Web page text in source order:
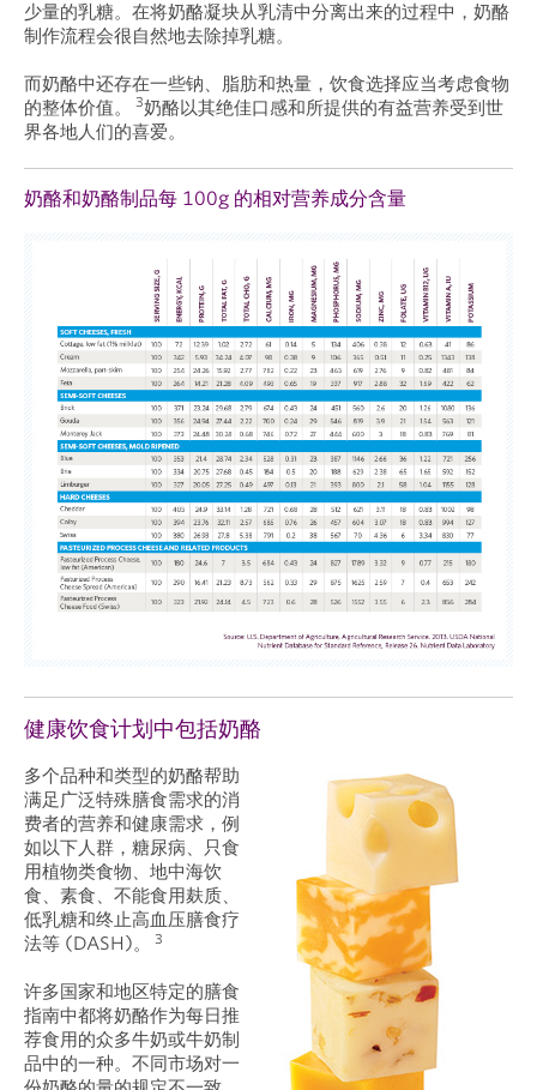
少量的乳糖。在将奶酪凝块从乳清中分离出来的过程中，奶酪
制作流程会很自然地去除掉乳糖。
而奶酪中还存在一些钠、脂肪和热量，饮食选择应当考虑食物
的整体价值。
3奶酪以其绝佳口感和所提供的有益营养受到世
界各地人们的喜爱。
奶酪和奶酪制品每 100g 的相对营养成分含量
健康饮食计划中包括奶酪
多个品种和类型的奶酪帮助
满足广泛特殊膳食需求的消
费者的营养和健康需求，例
如以下人群，糖尿病、只食
用植物类食物、地中海饮
食、素食、不能食用麸质、
低乳糖和终止高血压膳食疗
法等 (DASH)。
3
许多国家和地区特定的膳食
指南中都将奶酪作为每日推
荐食用的众多牛奶或牛奶制
品中的一种。不同市场对一